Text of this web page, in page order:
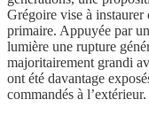
Grégoire vise à instaurer
primaire. Appuyée par
lumière une rupture
majoritairement grandi
ont été davantage
commandés à l’extérieur.